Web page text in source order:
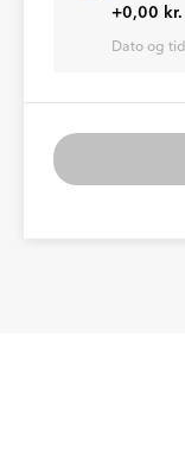
+0,00 kr.
Dato og